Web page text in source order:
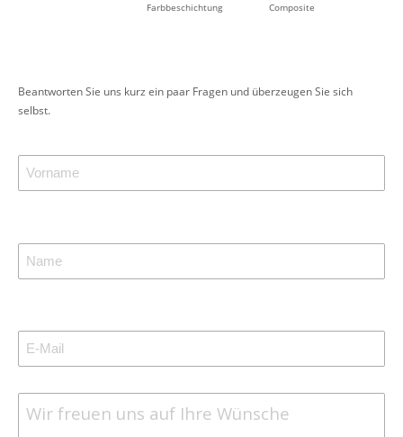
Farbbeschichtung
Composite
Beantworten Sie uns kurz ein paar Fragen und überzeugen Sie sich
selbst.